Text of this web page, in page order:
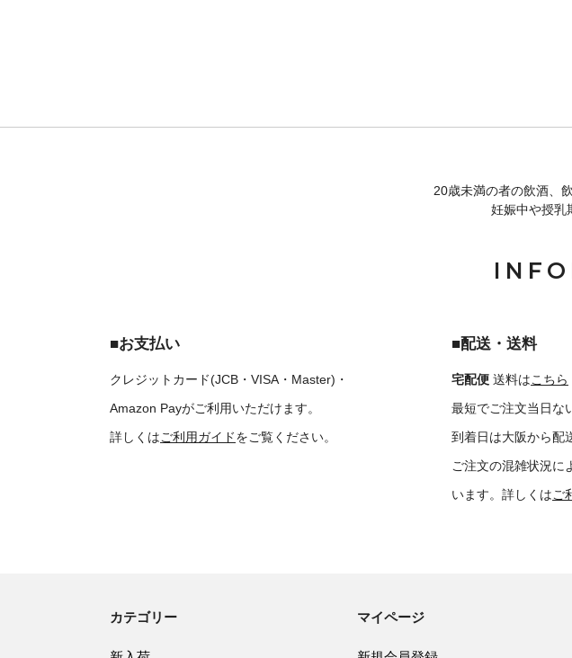
20歳未満の者の飲酒、
妊娠中や授乳
■お支払い
クレジットカード(JCB・VISA・Master)・
Amazon Payがご利用いただけます。
詳しくはご利用ガイドをご覧ください。
■配送・送料
宅配便 送料はこちら
最短でご注文当日な
到着日は大阪から配
ご注文の混雑状況に
います。詳しくはご
カテゴリー マイページ